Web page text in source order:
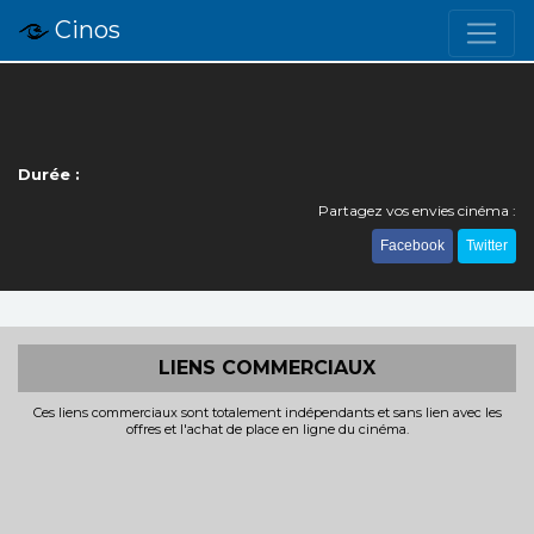
Cinos
Durée :
Partagez vos envies cinéma :
Facebook Twitter
LIENS COMMERCIAUX
Ces liens commerciaux sont totalement indépendants et sans lien avec les
offres et l'achat de place en ligne du cinéma.